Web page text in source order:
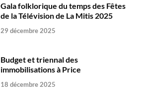
Gala folklorique du temps des Fêtes
de la Télévision de La Mitis 2025
29 décembre 2025
Budget et triennal des
immobilisations à Price
18 décembre 2025